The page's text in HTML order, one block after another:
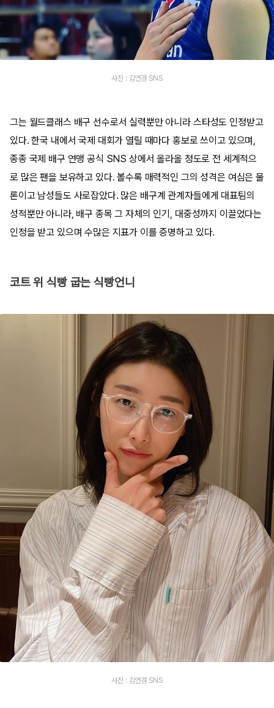
사진 : 김연경 SNS
그는 월드클래스 배구 선수로서 실력뿐만 아니라 스타성도 인정받고
있다. 한국 내에서 국제 대회가 열릴 때마다 홍보로 쓰이고 있으며,
종종 국제 배구 연맹 공식 SNS 상에서 올라올 정도로 전 세계적으
로 많은 팬을 보유하고 있다. 볼수록 매력적인 그의 성격은 여심은 물
론이고 남성들도 사로잡았다. 많은 배구계 관계자들에게 대표팀의
성적뿐만 아니라, 배구 종목 그 자체의 인기, 대중성까지 이끌었다는
인정을 받고 있으며 수많은 지표가 이를 증명하고 있다.
코트 위 식빵 굽는 식빵언니
사진 : 김연경 SNS